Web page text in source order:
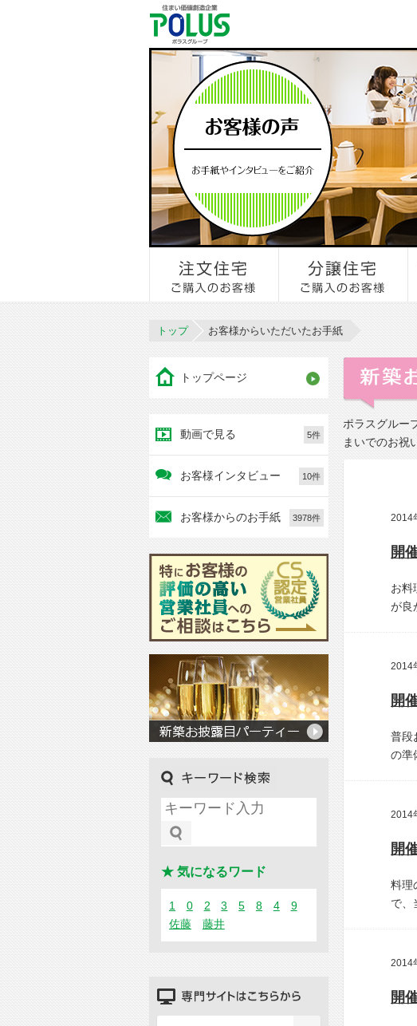
トップ お客様からいただいたお手紙
ポラスグルー
まいでのお祝
2014
お料
が良
2014
普段
の準
2014
料理
で、
2014
トップページ
動画で見る 5件
お客様インタビュー 10件
お客様からのお手紙 3978件
★ 気になるワード
1 0 2 3 5 8 4
9
佐藤
藤井